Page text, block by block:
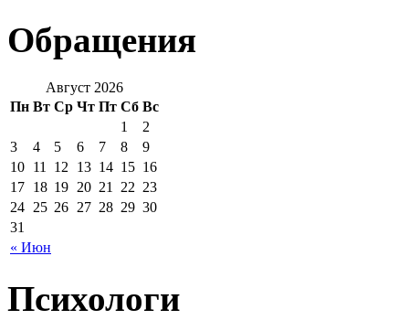
Обращения
Август 2026
Пн Вт Ср Чт Пт Сб Вс
« Июн
1
2
3
4 5 6 7 8
9
10 11 12 13 14 15 16
17 18 19 20 21 22 23
24 25 26 27 28 29 30
31
Психологи